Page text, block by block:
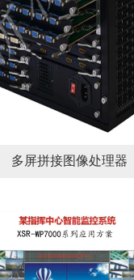
多屏拼接图像处理器